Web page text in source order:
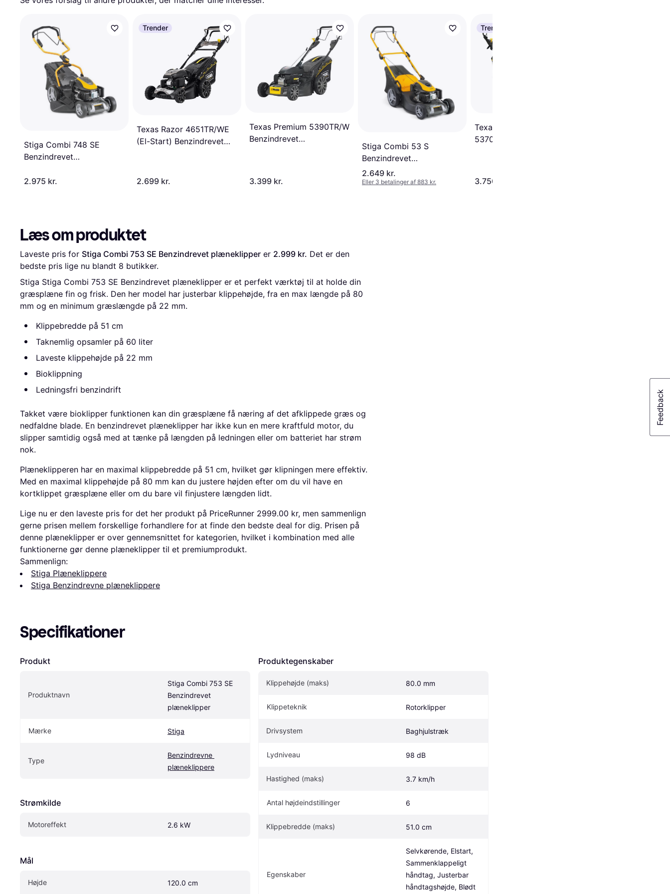
Stiga Combi 748 SE
Benzindrevet
2.975 kr.
Trender
Texas Razor 4651TR/WE
(El-Start) Benzindrevet
2.699 kr.
Texas Premium 5390TR/W
Benzindrevet
3.399 kr.
Stiga Combi 53 S
Benzindrevet
plæneklipper
2.649 kr.
Eller 3 betalinger af 883 kr.
Trender
Texas Premium
5370TR/WE
3.750 kr.
Læs om produktet
Laveste pris for Stiga Combi 753 SE Benzindrevet plæneklipper er 2.999 kr. Det er den
bedste pris lige nu blandt 8 butikker.
Stiga Stiga Combi 753 SE Benzindrevet plæneklipper er et perfekt værktøj til at holde din
græsplæne fin og frisk. Den her model har justerbar klippehøjde, fra en max længde på 80
mm og en minimum græslængde på 22 mm.
Klippebredde på 51 cm
Taknemlig opsamler på 60 liter
Laveste klippehøjde på 22 mm
Bioklippning
Ledningsfri benzindrift
Takket være bioklipper funktionen kan din græsplæne få næring af det afklippede græs og
nedfaldne blade. En benzindrevet plæneklipper har ikke kun en mere kraftfuld motor, du
slipper samtidig også med at tænke på længden på ledningen eller om batteriet har strøm
nok.
Plæneklipperen har en maximal klippebredde på 51 cm, hvilket gør klipningen mere effektiv.
Med en maximal klippehøjde på 80 mm kan du justere højden efter om du vil have en
kortklippet græsplæne eller om du bare vil finjustere længden lidt.
Lige nu er den laveste pris for det her produkt på PriceRunner 2999.00 kr, men sammenlign
gerne prisen mellem forskellige forhandlere for at finde den bedste deal for dig. Prisen på
denne plæneklipper er over gennemsnittet for kategorien, hvilket i kombination med alle
funktionerne gør denne plæneklipper til et premiumprodukt.
Sammenlign:
Stiga Plæneklippere
Stiga Benzindrevne plæneklippere
Specifikationer
Produkt
Produktnavn
Stiga Combi 753 SE
Benzindrevet
plæneklipper
Mærke Stiga
Type
Benzindrevne
plæneklippere
Strømkilde
Motoreffekt 2.6 kW
Mål
Højde 120.0 cm
Produktegenskaber
Klippehøjde (maks) 80.0 mm
Klippeteknik Rotorklipper
Drivsystem Baghjulstræk
Lydniveau 98 dB
Hastighed (maks) 3.7 km/h
Antal højdeindstillinger 6
Klippebredde (maks) 51.0 cm
Egenskaber
Selvkørende, Elstart,
Sammenklappeligt
håndtag, Justerbar
håndtagshøjde, Blødt